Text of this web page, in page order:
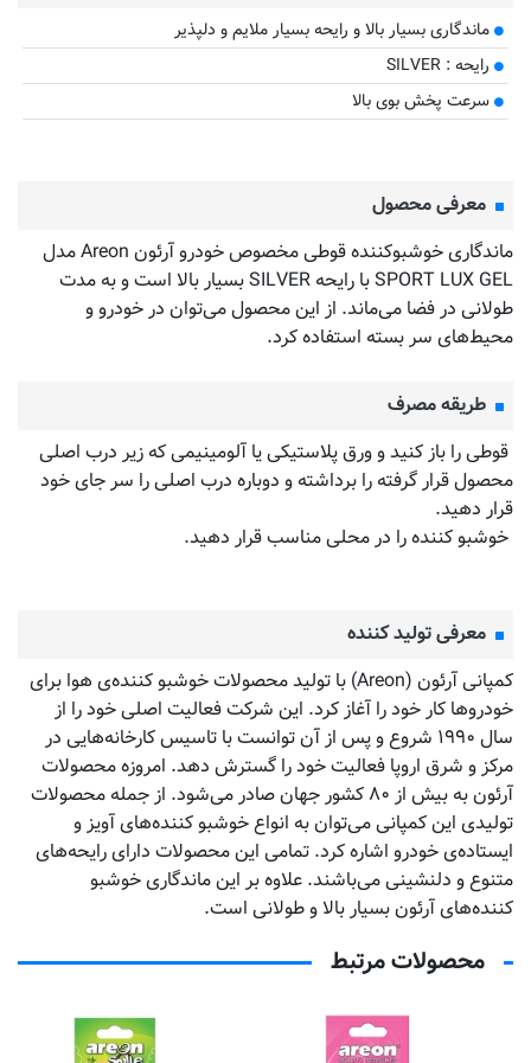
ماندگاری بسیار بالا و رایحه بسیار ملایم و دلپذیر
رایحه : SILVER
سرعت پخش بوی بالا
معرفی محصول
ماندگاری خوشبوکننده قوطی مخصوص خودرو آرئون Areon مدل
SPORT LUX GEL با رایحه SILVER بسیار بالا است و به مدت
طولانی در فضا می‌ماند. از این محصول می‌توان در خودرو و
محیط‌های سر بسته استفاده کرد.
طریقه مصرف
قوطی را باز کنید و ورق پلاستیکی یا آلومینیمی که زیر درب اصلی
محصول قرار گرفته را برداشته و دوباره درب اصلی را سر جای خود
قرار دهید.
خوشبو کننده را در محلی مناسب قرار دهید.
معرفی تولید کننده
کمپانی آرئون (Areon) با تولید محصولات خوشبو کننده‌‌ی هوا برای
خودروها کار خود را آغاز کرد. این شرکت فعالیت اصلی خود را از
سال ۱۹۹۰ شروع و پس از آن توانست با تاسیس کارخانه‌هایی در
مرکز و شرق اروپا فعالیت خود را گسترش دهد. امروزه محصولات
آرئون به بیش از ۸۰ کشور جهان صادر می‌شود. از جمله محصولات
تولیدی این کمپانی می‌توان به انواع خوشبو کننده‌های آویز و
ایستاده‌ی خودرو اشاره کرد. تمامی این محصولات دارای رایحه‌های
متنوع و دلنشینی می‌باشند. علاوه بر این ماندگاری خوشبو
کننده‌های آرئون بسیار بالا و طولانی است.
محصولات مرتبط